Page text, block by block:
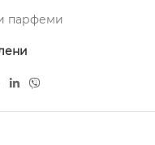
парфеми